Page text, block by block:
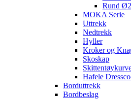
Rund
MOKA Serie
Uttrekk
Nedtrekk
Hyller
Kroker og
Skoskap
Hafele
Borduttrekk
Bordbeslag